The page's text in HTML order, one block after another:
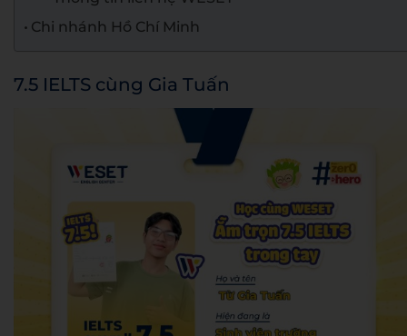
Chi nhánh Hồ Chí Minh
7.5 IELTS cùng Gia Tuấn